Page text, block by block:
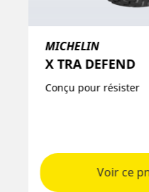
MICHELIN
XTXL
Renforcez votre
Voir ce